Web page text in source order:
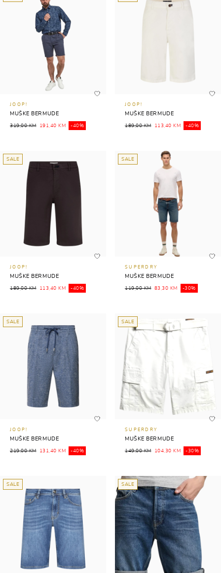
JOOP!
MUŠKE BERMUDE
319,00 KM 191,40 KM -40%
JOOP!
MUŠKE BERMUDE
189,00 KM 113,40 KM -40%
SALE
JOOP!
MUŠKE BERMUDE
189,00 KM 113,40 KM -40%
SALE
SUPERDRY
MUŠKE BERMUDE
119,00 KM 83,30 KM -30%
SALE
JOOP!
MUŠKE BERMUDE
219,00 KM 131,40 KM -40%
SALE
SUPERDRY
MUŠKE BERMUDE
149,00 KM 104,30 KM -30%
SALE SALE